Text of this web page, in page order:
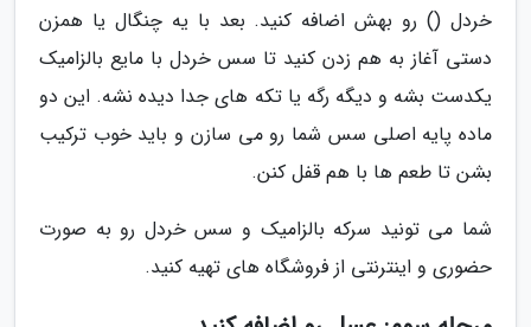
خردل () رو بهش اضافه کنید. بعد با یه چنگال یا همزن
دستی آغاز به هم زدن کنید تا سس خردل با مایع بالزامیک
یکدست بشه و دیگه رگه یا تکه های جدا دیده نشه. این دو
ماده پایه اصلی سس شما رو می سازن و باید خوب ترکیب
بشن تا طعم ها با هم قفل کنن.
شما می تونید سرکه بالزامیک و سس خردل رو به صورت
حضوری و اینترنتی از فروشگاه های تهیه کنید.